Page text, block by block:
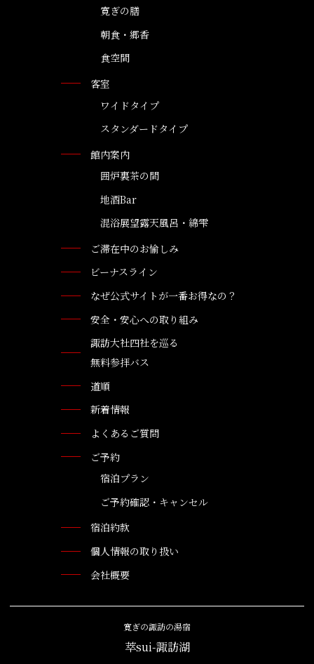
寛ぎの膳
朝食・郷香
食空間
客室
ワイドタイプ
スタンダードタイプ
館内案内
囲炉裏茶の間
地酒Bar
混浴展望露天風呂・綿雫
ご滞在中のお愉しみ
ビーナスライン
なぜ公式サイトが一番お得なの？
安全・安心への取り組み
諏訪大社四社を巡る
無料参拝バス
道順
新着情報
よくあるご質問
ご予約
宿泊プラン
ご予約確認・キャンセル
宿泊約款
個人情報の取り扱い
会社概要
寛ぎの諏訪の湯宿
萃sui-諏訪湖